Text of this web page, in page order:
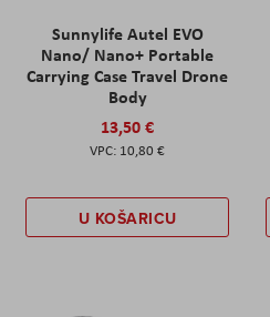
Sunnylife Autel EVO
Nano/ Nano+ Portable
Carrying Case Travel Drone
Body
13,50 €
10,80 €
U KOŠARICU